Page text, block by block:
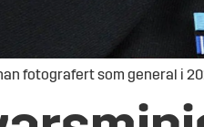
fotografert som general i